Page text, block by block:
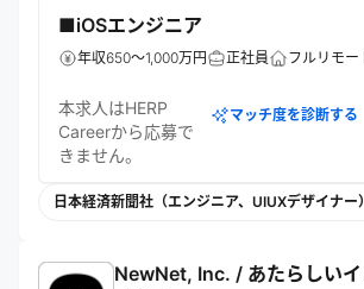
■iOSエンジニア
年収650～1,000万円 正社員 フルリモー
本求人はHERP
Careerから応募で
きません。
マッチ度を診断する
NewNet, Inc. / あたらしい